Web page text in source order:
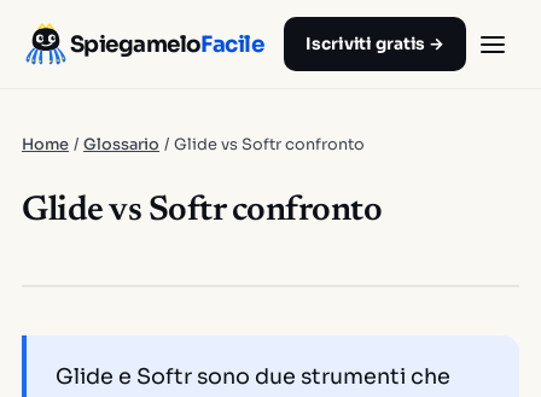
SpiegameloFacile Iscriviti gratis →
Home / Glossario / Glide vs Softr confronto
Glide vs Softr confronto
Glide e Softr sono due strumenti che